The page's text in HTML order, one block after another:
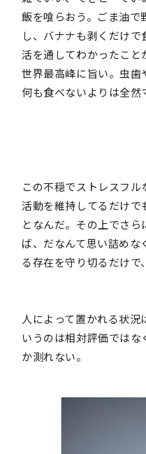
飯を喰らおう。ごま油で
し、バナナも剥くだけ
活を通してわかったこと
世界最高峰に旨い。虫歯
何も食べないよりは全然
この不穏でストレスフ
活動を維持してるだけで
となんだ。その上でさ
ば、だなんて思い詰めな
る存在を守り切るだけで
人によって置かれる状況
いうのは相対評価では
か測れない。